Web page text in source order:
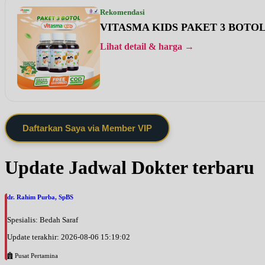
Rekomendasi
VITASMA KIDS PAKET 3
Lihat detail & harga →
Daftarkan Saya via Member VIP
Update Jadwal Dokter terbaru
dr. Rahim Purba, SpBS
Spesialis: Bedah Saraf
Update terakhir: 2026-08-06 15:19:02
Pusat Pertamina